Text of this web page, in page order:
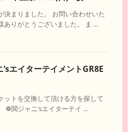
決まりました。 お問い合わせいた
ありがとうございました。 ま ...
エイターテイメントGR8E
ットを交換して頂ける方を探して
❁︎関ジャニ’sエイターテイ ...